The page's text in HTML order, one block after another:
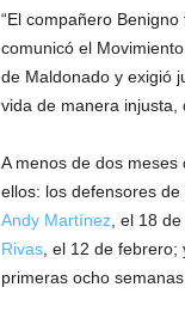
“El compañero
comunicó el
de Maldonado y exigió
vida de manera injusta,
A menos de dos
ellos: los defensores de
Andy Martínez, el 18 de
Rivas, el 12 de febrero;
primeras ocho semanas